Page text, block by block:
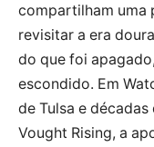
compartilham uma
revisitar a era
do que foi
escondido. Em
de Tulsa e
Vought Rising, a